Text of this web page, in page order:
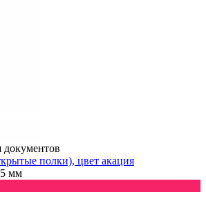
полки), цвет акация
мм